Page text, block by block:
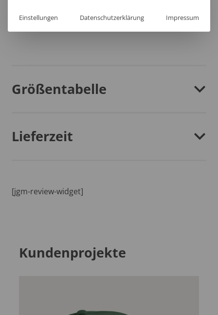
vereinen.
Größentabelle
Lieferzeit
[jgm-review-widget]
Kundenprojekte
Einstellungen Datenschutzerklärung Impressum